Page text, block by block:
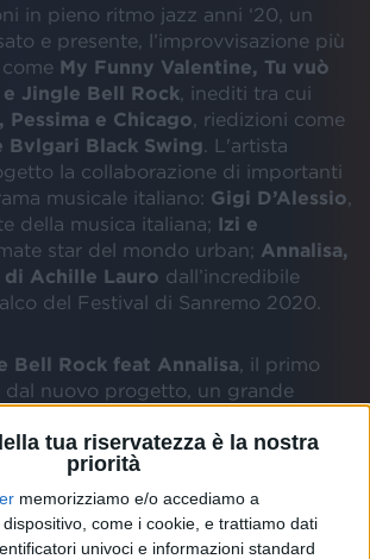
tua riservatezza è la nostra
priorità
memorizziamo e/o accediamo a
come i cookie, e trattiamo dati
univoci e informazioni standard
in pieno ritmo jazz anni ‘20, un
e presente, l’improvvisazione più
My Funny Valentine, Tu vuò
e Jingle Bell Rock , inediti tra cui
Pessima e Chicago , riedizioni come
Bvlgari Black Swing . L'artista
la collaborazione di importanti
musicale italiano: Gigi D’Alessio
della musica italiana; Izi e
star del mondo urban; Annalisa,
Achille Lauro dall’incredibile
del Festival di Sanremo 2020.
Bell Rock feat Annalisa , il primo
dal nuovo progetto, un grande
sul palco dell’Ariston con la
deGli uomini non
Martinie proseguita conSweet
, i due sono ormai una coppia
e capace di impreziosire ogni brano